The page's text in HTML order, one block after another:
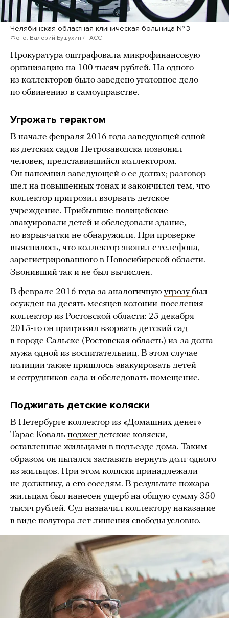
Челябинская областная клиническая больница № 3
Фото: Валерий Бушухин / ТАСС
Прокуратура оштрафовала микрофинансовую
организацию на 100 тысяч рублей. На одного
из коллекторов было заведено уголовное дело
по обвинению в самоуправстве.
Угрожать терактом
В начале февраля 2016 года заведующей одной
из детских садов Петрозаводска позвонил
человек, представившийся коллектором.
Он напомнил заведующей о ее долгах; разговор
шел на повышенных тонах и закончился тем, что
коллектор пригрозил взорвать детское
учреждение. Прибывшие полицейские
эвакуировали детей и обследовали здание,
но взрывчатки не обнаружили. При проверке
выяснилось, что коллектор звонил с телефона,
зарегистрированного в Новосибирской области.
Звонивший так и не был вычислен.
В феврале 2016 года за аналогичную угрозубыл
осужден на десять месяцев колонии-поселения
коллектор из Ростовской области: 25 декабря
2015-го он пригрозил взорвать детский сад
в городе Сальске (Ростовская область) из-за долга
мужа одной из воспитательниц. В этом случае
полиции также пришлось эвакуировать детей
и сотрудников сада и обследовать помещение.
Поджигать детские коляски
В Петербурге коллектор из «Домашних денег»
Тарас Коваль поджегдетские коляски,
оставленные жильцами в подъезде дома. Таким
образом он пытался заставить вернуть долг одного
из жильцов. При этом коляски принадлежали
не должнику, а его соседям. В результате пожара
жильцам был нанесен ущерб на общую сумму 350
тысяч рублей. Суд назначил коллектору наказание
в виде полутора лет лишения свободы условно.